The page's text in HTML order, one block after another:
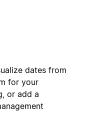
dates from
for your
or add a